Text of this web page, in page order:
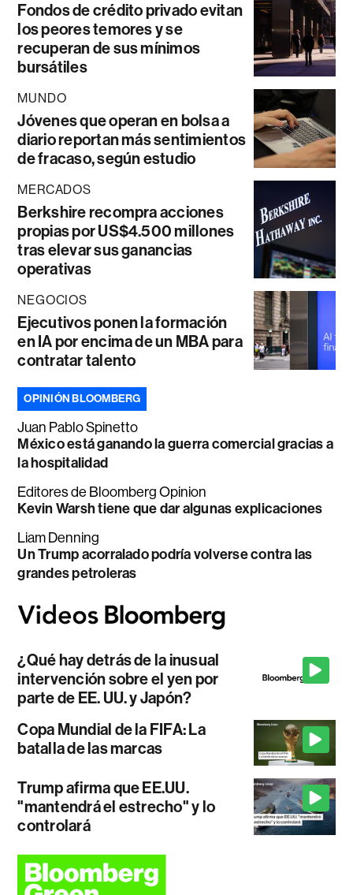
Fondos de crédito privado evitan
los peores temores y se
recuperan de sus mínimos
bursátiles
MUNDO
Jóvenes que operan en bolsa a
diario reportan más sentimientos
de fracaso, según estudio
MERCADOS
Berkshire recompra acciones
propias por US$4.500 millones
tras elevar sus ganancias
operativas
NEGOCIOS
Ejecutivos ponen la formación
en IA por encima de un MBA para
contratar talento
OPINIÓN BLOOMBERG
Juan Pablo Spinetto
México está ganando la guerra comercial gracias a
la hospitalidad
Editores de Bloomberg Opinion
Kevin Warsh tiene que dar algunas explicaciones
Liam Denning
Un Trump acorralado podría volverse contra las
grandes petroleras
¿Qué hay detrás de la inusual
intervención sobre el yen por
parte de EE. UU. y Japón?
Copa Mundial de la FIFA: La
batalla de las marcas
Trump afirma que EE.UU.
"mantendrá el estrecho" y lo
controlará